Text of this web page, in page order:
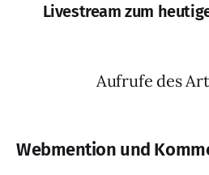
Livestream zum
Aufrufe des
Webmention und